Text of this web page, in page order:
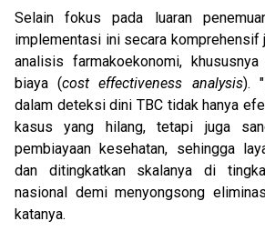
Selain fokus pada luaran
implementasi ini secara komprehensif
analisis farmakoekonomi,
biaya (cost effectiveness analysis).
dalam deteksi dini TBC tidak hanya
kasus yang hilang, tetapi juga
pembiayaan kesehatan, sehingga
dan ditingkatkan skalanya di
nasional demi menyongsong
katanya.